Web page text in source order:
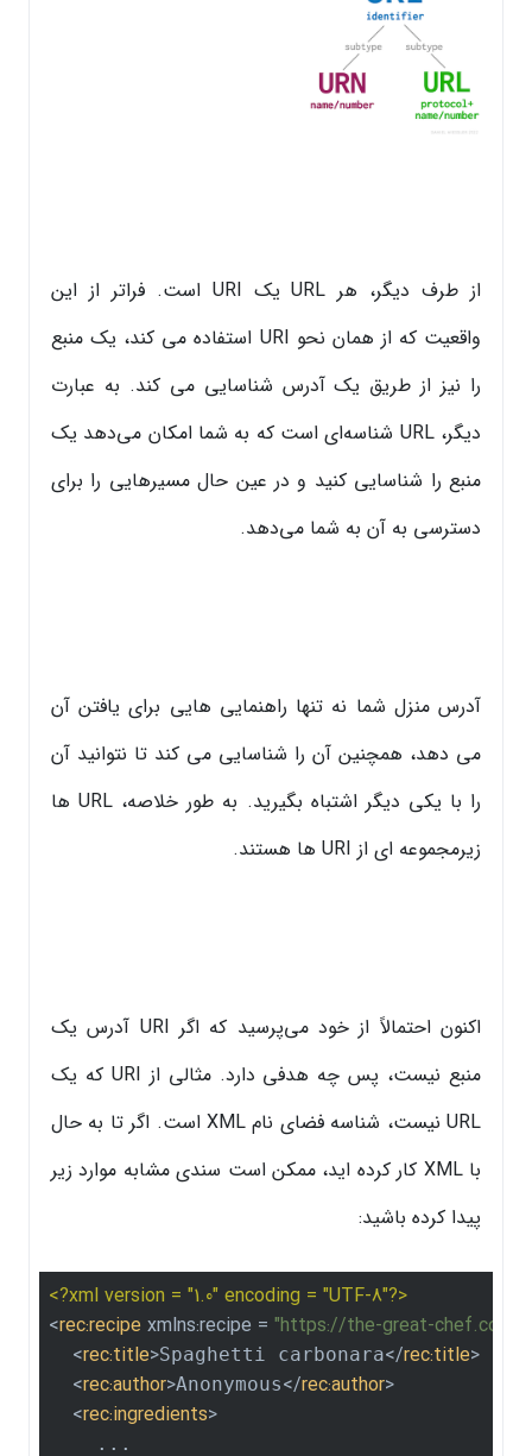
از طرف دیگر، هر URL یک URI است. فراتر از این
واقعیت که از همان نحو URI استفاده می کند، یک منبع
را نیز از طریق یک آدرس شناسایی می کند. به عبارت
دیگر، URL شناسه‌ای است که به شما امکان می‌دهد یک
منبع را شناسایی کنید و در عین حال مسیرهایی را برای
دسترسی به آن به شما می‌دهد.
آدرس منزل شما نه تنها راهنمایی هایی برای یافتن آن
می دهد، همچنین آن را شناسایی می کند تا نتوانید آن
را با یکی دیگر اشتباه بگیرید. به طور خلاصه، URL ها
زیرمجموعه ای از URI ها هستند.
اکنون احتمالاً از خود می‌پرسید که اگر URI آدرس یک
منبع نیست، پس چه هدفی دارد. مثالی از URI که یک
URL نیست، شناسه فضای نام XML است. اگر تا به حال
با XML کار کرده اید، ممکن است سندی مشابه موارد زیر
پیدا کرده باشید:
<?xml version = "1.0" encoding = "UTF-8"?>
<rec:recipe xmlns:recipe = "https://the-great-chef.com/
<rec:title>Spaghetti carbonara</rec:title>
<rec:author>Anonymous</rec:author>
<rec:ingredients>
    ...